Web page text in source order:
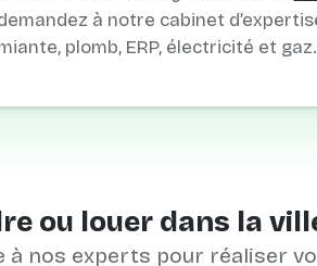
à notre cabinet
plomb, ERP, électricité et
ou louer dans la
à nos experts pour réaliser